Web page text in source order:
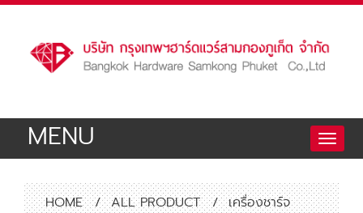
Toggle
MENU
HOME / ALL PRODUCT / เครื่องชาร์จ